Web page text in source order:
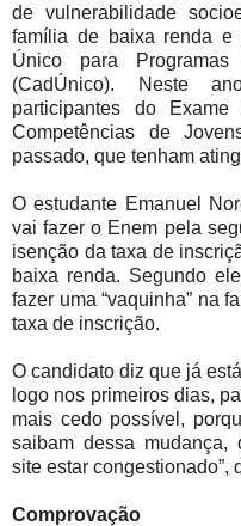
de vulnerabilidade
família de baixa renda e
Único para
(CadÚnico). Neste
participantes do
Competências de
passado, que tenham
O estudante Emanuel
vai fazer o Enem pela
isenção da taxa de
baixa renda. Segundo
fazer uma “vaquinha” na
taxa de inscrição.
O candidato diz que já
logo nos primeiros dias,
mais cedo possível,
saibam dessa mudança,
site estar congestionado”,
Comprovação